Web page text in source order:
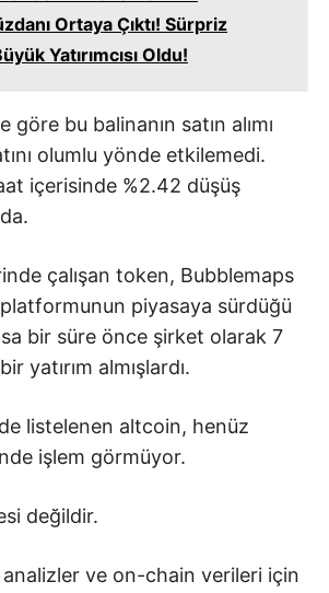
Ortaya Çıktı! Sürpriz
Yatırımcısı Oldu!
bu balinanın satın alımı
olumlu yönde etkilemedi.
içerisinde %2.42 düşüş
çalışan token, Bubblemaps
piyasaya sürdüğü
bir süre önce şirket olarak 7
yatırım almışlardı.
listelenen altcoin, henüz
işlem görmüyor.
değildir.
ve on-chain verileri için